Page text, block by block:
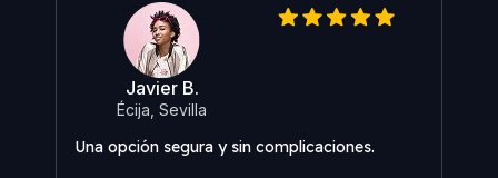
Javier B.
Écija, Sevilla
Una opción segura y sin complicaciones.